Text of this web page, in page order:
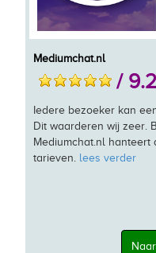
Mediumchat.nl
/ 9.2
Iedere bezoeker kan
Dit waarderen wij zeer.
Mediumchat.nl
tarieven. lees verder